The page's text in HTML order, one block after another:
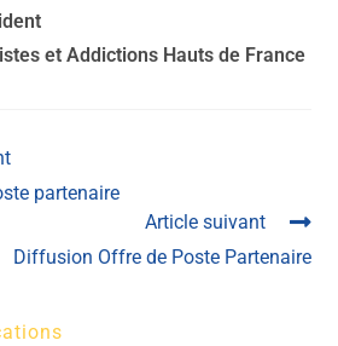
et Addictions Hauts de France
partenaire
Article suivant
Diffusion Offre de Poste Partenaire